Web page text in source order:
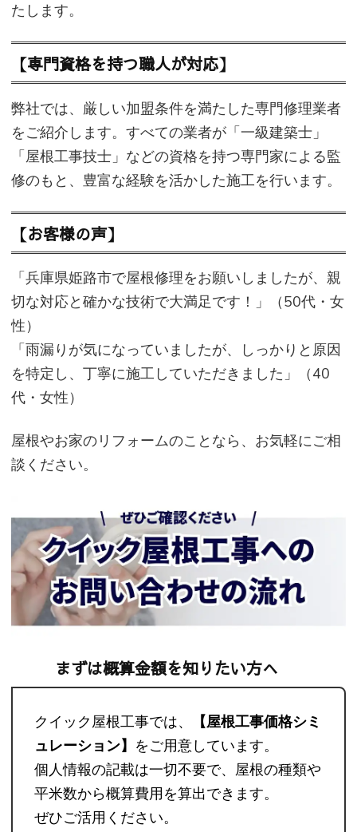
たします。
【専門資格を持つ職人が対応】
弊社では、厳しい加盟条件を満たした専門修理業者
をご紹介します。すべての業者が「一級建築士」
「屋根工事技士」などの資格を持つ専門家による監
修のもと、豊富な経験を活かした施工を行います。
【お客様の声】
「兵庫県姫路市で屋根修理をお願いしましたが、親
切な対応と確かな技術で大満足です！」（50代・女
性）
「雨漏りが気になっていましたが、しっかりと原因
を特定し、丁寧に施工していただきました」（40
代・女性）
屋根やお家のリフォームのことなら、お気軽にご相
談ください。
まずは概算金額を知りたい方へ
クイック屋根工事では、
【屋根工事価格シミ
ュレーション】 をご用意しています。
個人情報の記載は一切不要で、屋根の種類や
平米数から概算費用を算出できます。
ぜひご活用ください。